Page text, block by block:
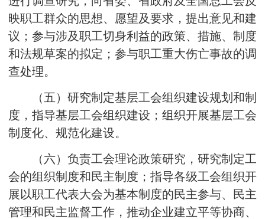
映职工群众的思想、愿望及要求，提出意见和建
议；参与涉及职工切身利益的政策、措施、制度
和法规草案的拟定；参与职工重大伤亡事故的调
查处理。
（五）研究制定基层工会组织建设规划和制
度，指导基层工会组织建设；组织开展基层工会
制度化、规范化建设。
（六）负责工会理论政策研究，研究制定工
会的组织制度和民主制度；指导各级工会组织开
展以职工代表大会为基本制度的民主参与、民主
管理和民主监督工作，推动企业建立平等协商、